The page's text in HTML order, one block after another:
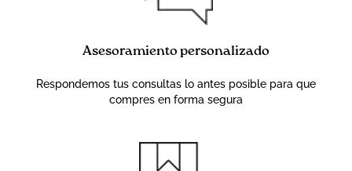
Asesoramiento personalizado
Respondemos tus consultas lo antes posible para que
compres en forma segura